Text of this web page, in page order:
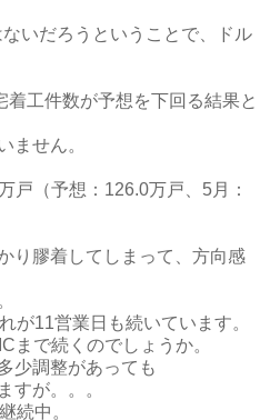
いだろうということで、ドル
工件数が予想を下回る結果と
ません。
戸（予想：126.0万戸、5月：
り膠着してしまって、方向感
が11営業日も続いています。
まで続くのでしょうか。
少調整があっても
すが。。。
続中。